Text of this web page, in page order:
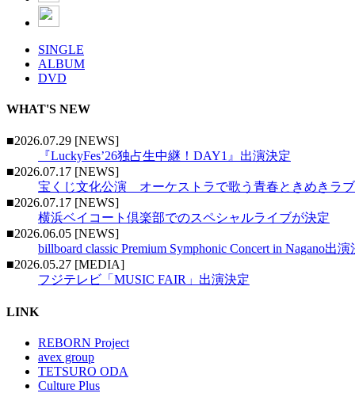
SINGLE
ALBUM
DVD
WHAT'S NEW
■2026.07.29 [NEWS]
『LuckyFes’26独占生中継！DAY1』出演決定
■2026.07.17 [NEWS]
宝くじ文化公演 オーケストラで歌う青春ときめきラ
■2026.07.17 [NEWS]
横浜ベイコート倶楽部でのスペシャルライブが決定
■2026.06.05 [NEWS]
billboard classic Premium Symphonic Concert in Nagano出演
■2026.05.27 [MEDIA]
フジテレビ「MUSIC FAIR」出演決定
LINK
REBORN Project
avex group
TETSURO ODA
Culture Plus